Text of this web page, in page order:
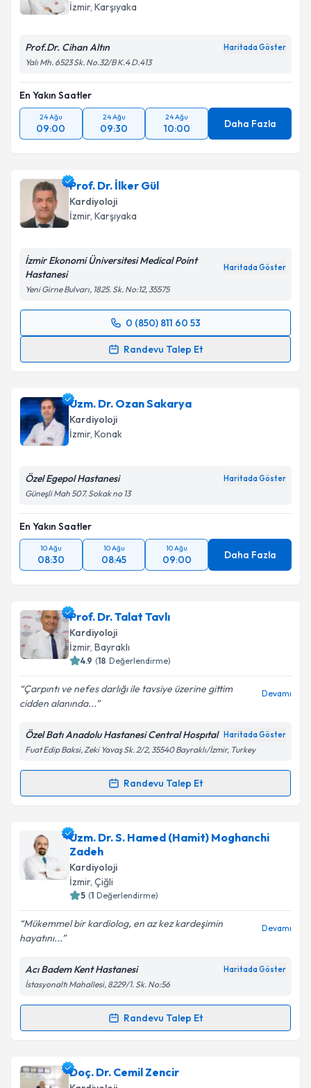
İzmir, Karşıyaka
Prof.Dr. Cihan Altın Haritada Göster
Yalı Mh. 6523 Sk. No.32/B K.4 D.413
En Yakın Saatler
24 Ağu
09:00
24 Ağu
09:30
24 Ağu
10:00 Daha Fazla
Prof. Dr. İlker Gül
Kardiyoloji
İzmir, Karşıyaka
İzmir Ekonomi Üniversitesi Medical Point
Hastanesi
Haritada Göster
Yeni Girne Bulvarı, 1825. Sk. No:12, 35575
0 (850) 811 60 53
Randevu Talep Et
Randevu Takvimi Talebi
takvim hazırlandığında e-posta ile bilgilendireceğiz.
E-posta Adresiniz
Kişisel verilerimin işlenmesine ilişkin
Metni'ni okudum ve kişisel verilerimin belirtilen
kapsamda işlenmesini kabul ediyorum.
Takvim Talebini Gönder
Uzm. Dr. Ozan Sakarya
Kardiyoloji
İzmir, Konak
Özel Egepol Hastanesi Haritada Göster
Güneşli Mah 507. Sokak no 13
En Yakın Saatler
10 Ağu
08:30
10 Ağu
08:45
10 Ağu
09:00 Daha Fazla
Prof. Dr. Talat Tavlı
Kardiyoloji
İzmir, Bayraklı
4.9 (18 Değerlendirme)
Çarpıntı ve nefes darlığı ile tavsiye üzerine gittim
cidden alanında...
Devamı
Özel Batı Anadolu Hastanesi Central Hospıtal Haritada Göster
Fuat Edip Baksi, Zeki Yavaş Sk. 2/2, 35540 Bayraklı/İzmir, Turkey
Randevu Talep Et
Randevu Takvimi Talebi
Prof. Dr. Talat Tavlıiçin randevu takvimi talebi
oluşturun. Size bu uzmandan randevu almanız için bir
takvim hazırlandığında e-posta ile bilgilendireceğiz.
E-posta Adresiniz
Metni'ni okudum ve kişisel verilerimin belirtilen
kapsamda işlenmesini kabul ediyorum.
Takvim Talebini Gönder
Uzm. Dr. S. Hamed (Hamit) Moghanchi
Zadeh
Kardiyoloji
İzmir, Çiğli
5 (1 Değerlendirme)
Mükemmel bir kardiolog, en az kez kardeşimin
hayatını...
Devamı
Acı Badem Kent Hastanesi Haritada Göster
İstasyonaltı Mahallesi, 8229/1. Sk. No:56
Randevu Talep Et
Randevu Takvimi Talebi
Uzm. Dr. S. Hamed (Hamit) Moghanchi Zadeh
randevu takvimi talebi oluşturun. Size bu uzmandan
Doç. Dr. Cemil Zencir